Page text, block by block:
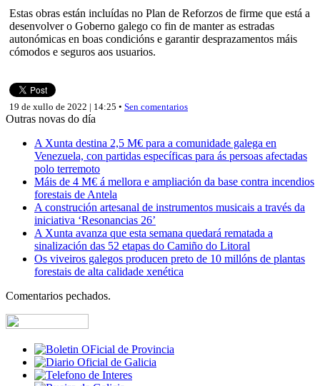
Estas obras están incluídas no Plan de Reforzos de firme que está a
desenvolver o Goberno galego co fin de manter as estradas
autonómicas en boas condicións e garantir desprazamentos máis
cómodos e seguros aos usuarios.
19 de xullo de 2022 | 14:25 • Sen comentarios
Outras novas do día
A Xunta destina 2,5 M€ para a comunidade galega en
Venezuela, con partidas específicas para ás persoas afectadas
polo terremoto
Máis de 4 M€ á mellora e ampliación da base contra incendios
forestais de Antela
A construción artesanal de instrumentos musicais a través da
iniciativa ‘Resonancias 26’
A Xunta avanza que esta semana quedará rematada a
sinalización das 52 etapas do Camiño do Litoral
Os viveiros galegos producen preto de 10 millóns de plantas
forestais de alta calidade xenética
Comentarios pechados.